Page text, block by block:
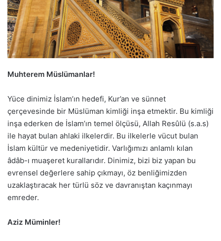
Muhterem Müslümanlar!
Yüce dinimiz İslam’ın hedefi, Kur’an ve sünnet
çerçevesinde bir Müslüman kimliği inşa etmektir. Bu kimliği
inşa ederken de İslam’ın temel ölçüsü, Allah Resûlü (s.a.s)
ile hayat bulan ahlaki ilkelerdir. Bu ilkelerle vücut bulan
İslam kültür ve medeniyetidir. Varlığımızı anlamlı kılan
âdâb-ı muaşeret kurallarıdır. Dinimiz, bizi biz yapan bu
evrensel değerlere sahip çıkmayı, öz benliğimizden
uzaklaştıracak her türlü söz ve davranıştan kaçınmayı
emreder.
Aziz Müminler!